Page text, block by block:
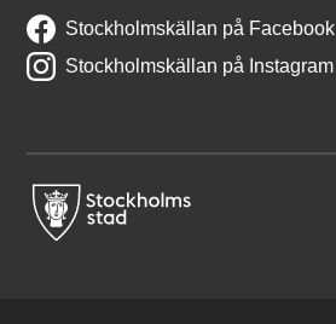
Stockholmskällan på Facebook
Stockholmskällan på Instagram